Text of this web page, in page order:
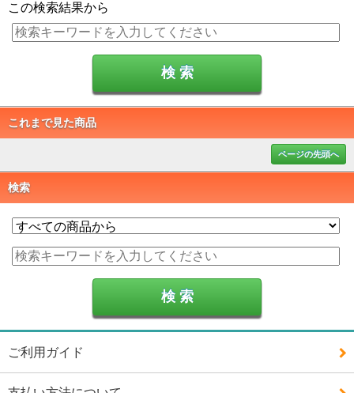
この検索結果から
これまで見た商品
ページの先頭へ
検索
ご利用ガイド